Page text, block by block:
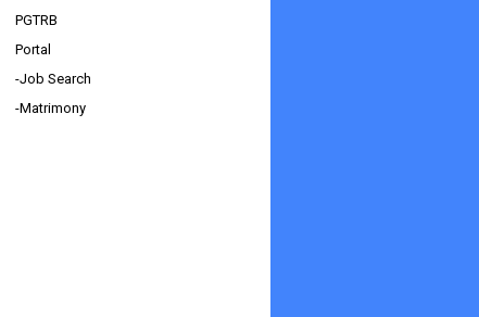
PGTRB
Portal
-Job Search
-Matrimony